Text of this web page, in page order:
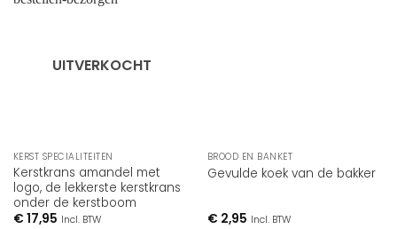
UITVERKOCHT
KERST SPECIALITEITEN
Kerstkrans amandel met
logo, de lekkerste kerstkrans
onder de kerstboom
€17,95 Incl. BTW
BROOD EN BANKET
Gevulde koek van de bakker
€2,95 Incl. BTW